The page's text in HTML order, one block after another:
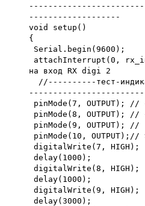
-------------------
void setup()
{
Serial.begin(9600);
attachInterrupt(0,
на вход RX digi 2
//----------тест-
pinMode(7, OUTPUT); //
pinMode(8, OUTPUT); //
pinMode(9, OUTPUT); //
pinMode(10, OUTPUT);//
digitalWrite(7, HIGH);
delay(1000);
digitalWrite(8, HIGH);
delay(1000);
digitalWrite(9, HIGH);
delay(3000);